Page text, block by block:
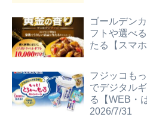
ゴールデン
フトや選べ
たる【スマ
フジッコも
でデジタル
る【WEB・
2026/7/31